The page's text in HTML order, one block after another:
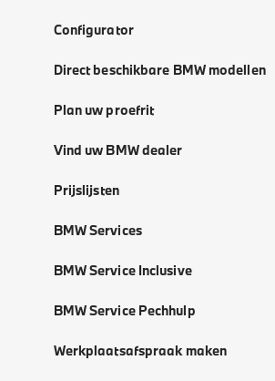
Configurator
Direct beschikbare BMW modellen
Plan uw proefrit
Vind uw BMW dealer
Prijslijsten
BMW Services
BMW Service Inclusive
BMW Service Pechhulp
Werkplaatsafspraak maken